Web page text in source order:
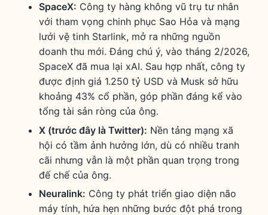
SpaceX: Công ty hàng không vũ trụ tư nhân
với tham vọng chinh phục Sao Hỏa và mạng
lưới vệ tinh Starlink, mở ra những nguồn
doanh thu mới. Đáng chú ý, vào tháng 2/2026,
SpaceX đã mua lại xAI. Sau hợp nhất, công ty
được định giá 1.250 tỷ USD và Musk sở hữu
khoảng 43% cổ phần, góp phần đáng kể vào
tổng tài sản ròng của ông.
X (trước đây là Twitter): Nền tảng mạng xã
hội có tầm ảnh hưởng lớn, dù có nhiều tranh
cãi nhưng vẫn là một phần quan trọng trong
đế chế của ông.
Neuralink: Công ty phát triển giao diện não
máy tính, hứa hẹn những bước đột phá trong